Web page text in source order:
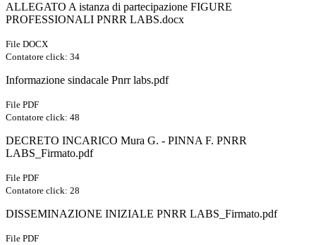
ALLEGATO A istanza di partecipazione FIGURE
PROFESSIONALI PNRR LABS.docx
File DOCX
Contatore click: 34
Informazione sindacale Pnrr labs.pdf
File PDF
Contatore click: 48
DECRETO INCARICO Mura G. - PINNA F. PNRR
LABS_Firmato.pdf
File PDF
Contatore click: 28
DISSEMINAZIONE INIZIALE PNRR LABS_Firmato.pdf
File PDF